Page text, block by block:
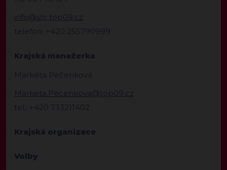
info@stc.top09.cz
telefon: +420 255790999
Krajská manažerka
Markéta Pečenková
Marketa.Pecenkova@top09.cz
tel.: +420 733211402
Krajská organizace
Volby